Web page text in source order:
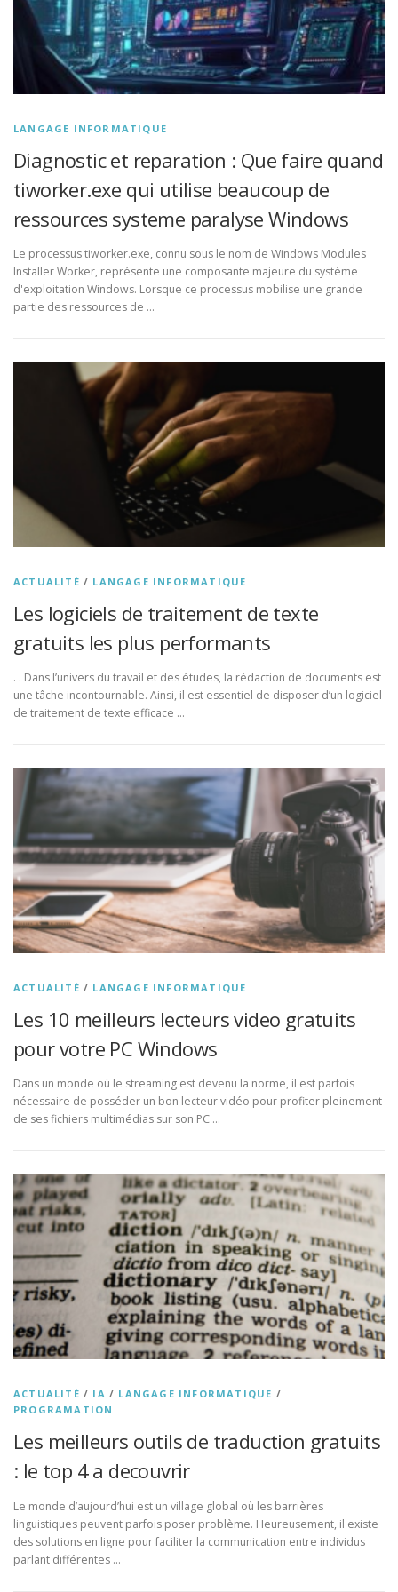
LANGAGE INFORMATIQUE
Diagnostic et reparation : Que faire quand
tiworker.exe qui utilise beaucoup de
ressources systeme paralyse Windows
Le processus tiworker.exe, connu sous le nom de Windows Modules
Installer Worker, représente une composante majeure du système
d'exploitation Windows. Lorsque ce processus mobilise une grande
partie des ressources de …
ACTUALITÉ / LANGAGE INFORMATIQUE
Les logiciels de traitement de texte
gratuits les plus performants
. . Dans l’univers du travail et des études, la rédaction de documents est
une tâche incontournable. Ainsi, il est essentiel de disposer d’un logiciel
de traitement de texte efficace …
ACTUALITÉ / LANGAGE INFORMATIQUE
Les 10 meilleurs lecteurs video gratuits
pour votre PC Windows
Dans un monde où le streaming est devenu la norme, il est parfois
nécessaire de posséder un bon lecteur vidéo pour profiter pleinement
de ses fichiers multimédias sur son PC …
ACTUALITÉ / IA / LANGAGE INFORMATIQUE /
PROGRAMATION
Les meilleurs outils de traduction gratuits
: le top 4 a decouvrir
Le monde d’aujourd’hui est un village global où les barrières
linguistiques peuvent parfois poser problème. Heureusement, il existe
des solutions en ligne pour faciliter la communication entre individus
parlant différentes …